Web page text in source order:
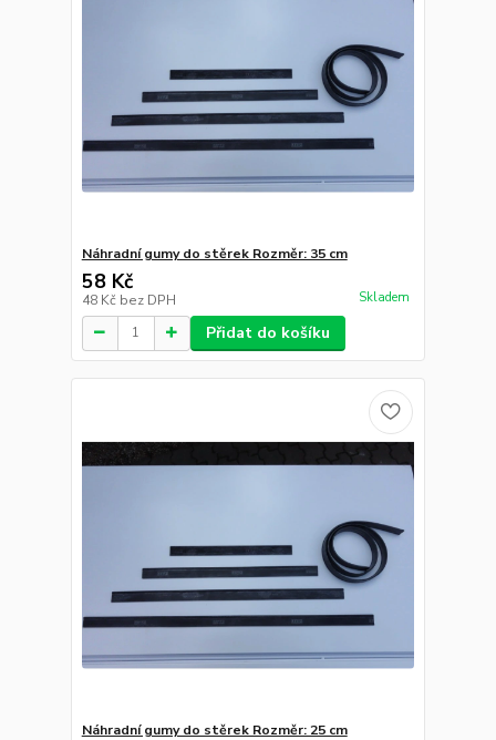
Náhradní gumy do stěrek Rozměr: 35 cm
58 Kč
48 Kč bez DPH Skladem
Přidat do košíku
Náhradní gumy do stěrek Rozměr: 25 cm